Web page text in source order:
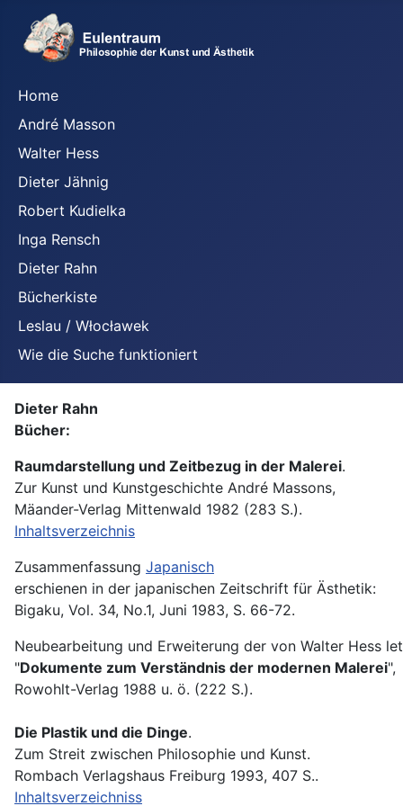
Home
André Masson
Walter Hess
Dieter Jähnig
Robert Kudielka
Inga Rensch
Dieter Rahn
Bücherkiste
Leslau / Włocławek
Wie die Suche funktioniert
Dieter Rahn
Bücher:
Raumdarstellung und Zeitbezug in der Malerei.
Zur Kunst und Kunstgeschichte André Massons,
Mäander-Verlag Mittenwald 1982 (283 S.).
Inhaltsverzeichnis
Zusammenfassung Japanisch
erschienen in der japanischen Zeitschrift für Ästhetik:
Bigaku, Vol. 34, No.1, Juni 1983, S. 66-72.
Neubearbeitung und Erweiterung der von Walter Hess
"Dokumente zum Verständnis der modernen Malerei",
Rowohlt-Verlag 1988 u. ö. (222 S.).
Die Plastik und die Dinge.
Zum Streit zwischen Philosophie und Kunst.
Rombach Verlagshaus Freiburg 1993, 407 S..
Inhaltsverzeichniss